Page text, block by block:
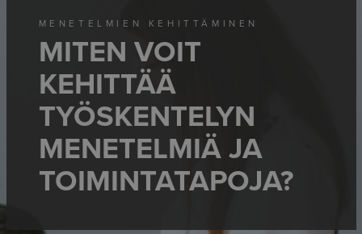
MENETELMIEN KEHITTÄMINEN
MITEN VOIT
KEHITTÄÄ
TYÖSKENTELYN
MENETELMIÄ JA
TOIMINTATAPOJA?